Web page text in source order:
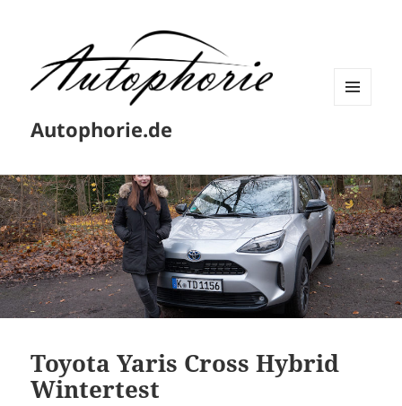
Autophorie.de
Toyota Yaris Cross Hybrid
Wintertest